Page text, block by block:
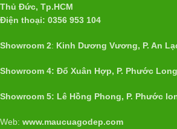
Thủ Đức, Tp.HCM
Điện thoại: 0356 953 104
Showroom 2: Kinh Dương Vương, P. An
Showroom 4: Đổ Xuân Hợp, P. Phước
Showroom 5: Lê Hồng Phong, P. Phước
Web: www.maucuagodep.com